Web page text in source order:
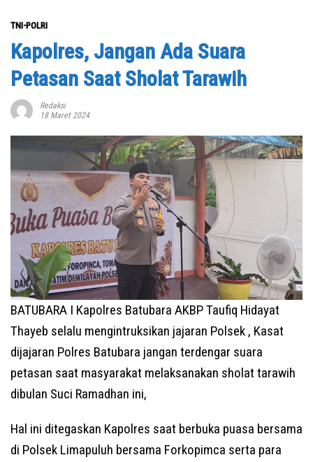
TNI-POLRI
Kapolres, Jangan Ada Suara
Petasan Saat Sholat Tarawih
Redaksi
18 Maret 2024
BATUBARA I Kapolres Batubara AKBP Taufiq Hidayat
Thayeb selalu mengintruksikan jajaran Polsek , Kasat
dijajaran Polres Batubara jangan terdengar suara
petasan saat masyarakat melaksanakan sholat tarawih
dibulan Suci Ramadhan ini,
Hal ini ditegaskan Kapolres saat berbuka puasa bersama
di Polsek Limapuluh bersama Forkopimca serta para